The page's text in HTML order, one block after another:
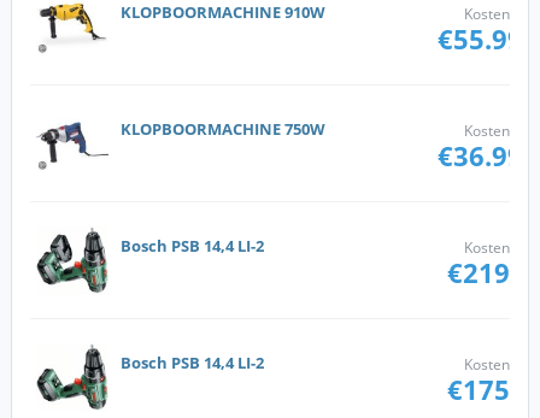
KLOPBOORMACHINE 910W Kosten
€55.99
KLOPBOORMACHINE 750W Kosten
€36.99
Bosch PSB 14,4 LI-2 Kosten
€219
Bosch PSB 14,4 LI-2 Kosten
€175